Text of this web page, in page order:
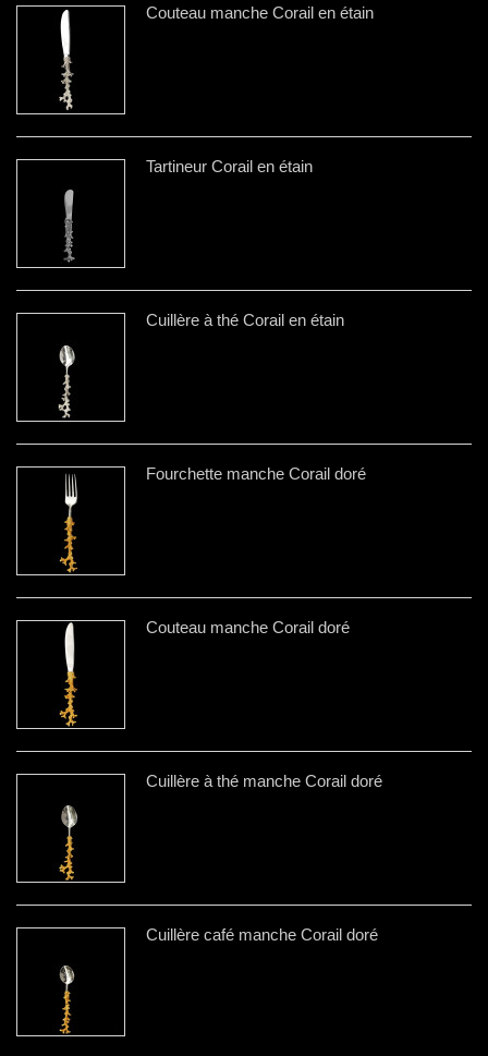
Couteau manche Corail en étain
Tartineur Corail en étain
Cuillère à thé Corail en étain
Fourchette manche Corail doré
Couteau manche Corail doré
Cuillère à thé manche Corail doré
Cuillère café manche Corail doré